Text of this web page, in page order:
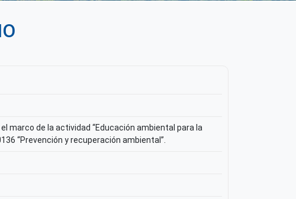
marco de la actividad “Educación ambiental para la
“Prevención y recuperación ambiental”.